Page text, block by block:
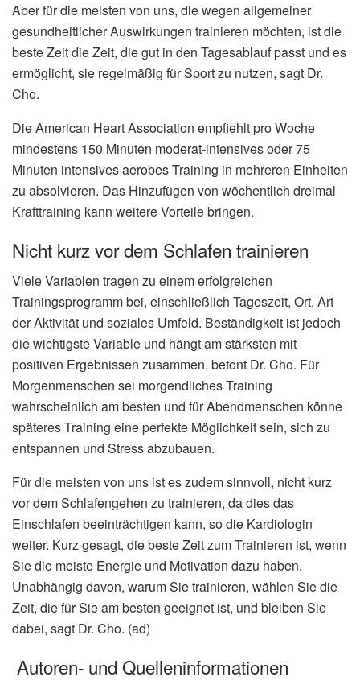
Aber für die meisten von uns, die wegen allgemeiner
gesundheitlicher Auswirkungen trainieren möchten, ist die
beste Zeit die Zeit, die gut in den Tagesablauf passt und es
ermöglicht, sie regelmäßig für Sport zu nutzen, sagt Dr.
Cho.
Die American Heart Association empfiehlt pro Woche
mindestens 150 Minuten moderat-intensives oder 75
Minuten intensives aerobes Training in mehreren Einheiten
zu absolvieren. Das Hinzufügen von wöchentlich dreimal
Krafttraining kann weitere Vorteile bringen.
Nicht kurz vor dem Schlafen trainieren
Viele Variablen tragen zu einem erfolgreichen
Trainingsprogramm bei, einschließlich Tageszeit, Ort, Art
der Aktivität und soziales Umfeld. Beständigkeit ist jedoch
die wichtigste Variable und hängt am stärksten mit
positiven Ergebnissen zusammen, betont Dr. Cho. Für
Morgenmenschen sei morgendliches Training
wahrscheinlich am besten und für Abendmenschen könne
späteres Training eine perfekte Möglichkeit sein, sich zu
entspannen und Stress abzubauen.
Für die meisten von uns ist es zudem sinnvoll, nicht kurz
vor dem Schlafengehen zu trainieren, da dies das
Einschlafen beeinträchtigen kann, so die Kardiologin
weiter. Kurz gesagt, die beste Zeit zum Trainieren ist, wenn
Sie die meiste Energie und Motivation dazu haben.
Unabhängig davon, warum Sie trainieren, wählen Sie die
Zeit, die für Sie am besten geeignet ist, und bleiben Sie
dabei, sagt Dr. Cho. (ad)
Autoren- und Quelleninformationen